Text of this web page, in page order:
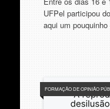
UFPel participou
aqui um
FORMAÇÃO DE OPINIÃO